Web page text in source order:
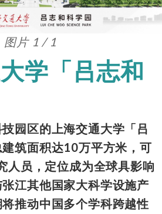
图片 1 / 1
学「吕志和
园区的上海交通大学「吕
筑面积达10万平方米，可
人员，定位成为全球具影响
江其他国家大科学设施产
推动中国多个学科跨越性